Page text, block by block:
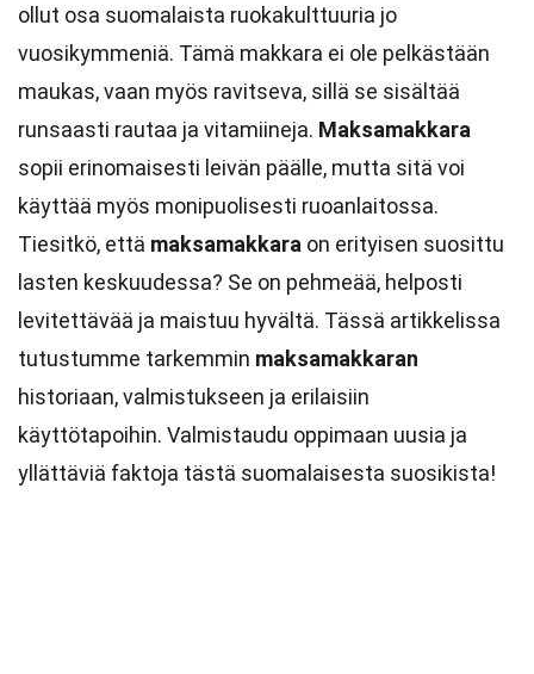
ollut osa suomalaista ruokakulttuuria jo
vuosikymmeniä. Tämä makkara ei ole pelkästään
maukas, vaan myös ravitseva, sillä se sisältää
runsaasti rautaa ja vitamiineja. Maksamakkara
sopii erinomaisesti leivän päälle, mutta sitä voi
käyttää myös monipuolisesti ruoanlaitossa.
Tiesitkö, että maksamakkara on erityisen suosittu
lasten keskuudessa? Se on pehmeää, helposti
levitettävää ja maistuu hyvältä. Tässä artikkelissa
tutustumme tarkemmin maksamakkaran
historiaan, valmistukseen ja erilaisiin
käyttötapoihin. Valmistaudu oppimaan uusia ja
yllättäviä faktoja tästä suomalaisesta suosikista!